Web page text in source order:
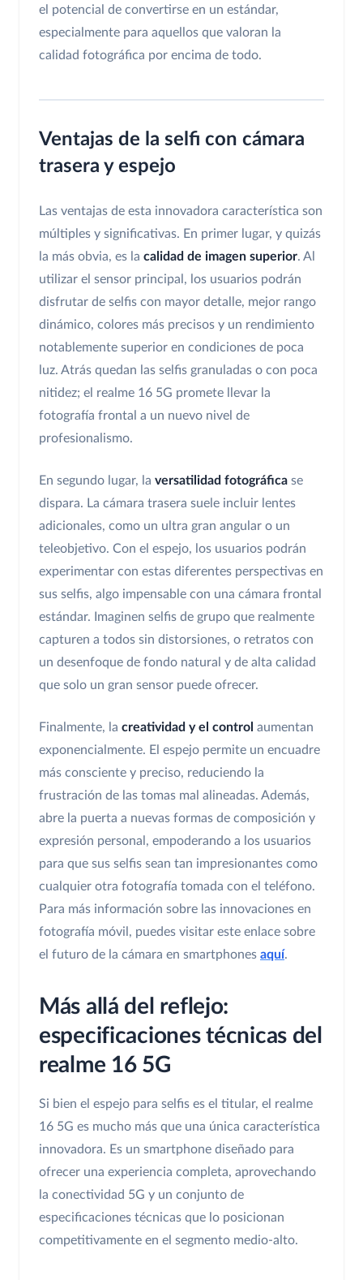
el potencial de convertirse en un estándar,
especialmente para aquellos que valoran la
calidad fotográfica por encima de todo.
Ventajas de la selfi con cámara
trasera y espejo
Las ventajas de esta innovadora característica son
múltiples y significativas. En primer lugar, y quizás
la más obvia, es la calidad de imagen superior. Al
utilizar el sensor principal, los usuarios podrán
disfrutar de selfis con mayor detalle, mejor rango
dinámico, colores más precisos y un rendimiento
notablemente superior en condiciones de poca
luz. Atrás quedan las selfis granuladas o con poca
nitidez; el realme 16 5G promete llevar la
fotografía frontal a un nuevo nivel de
profesionalismo.
En segundo lugar, la versatilidad fotográfica se
dispara. La cámara trasera suele incluir lentes
adicionales, como un ultra gran angular o un
teleobjetivo. Con el espejo, los usuarios podrán
experimentar con estas diferentes perspectivas en
sus selfis, algo impensable con una cámara frontal
estándar. Imaginen selfis de grupo que realmente
capturen a todos sin distorsiones, o retratos con
un desenfoque de fondo natural y de alta calidad
que solo un gran sensor puede ofrecer.
Finalmente, la creatividad y el control aumentan
exponencialmente. El espejo permite un encuadre
más consciente y preciso, reduciendo la
frustración de las tomas mal alineadas. Además,
abre la puerta a nuevas formas de composición y
expresión personal, empoderando a los usuarios
para que sus selfis sean tan impresionantes como
cualquier otra fotografía tomada con el teléfono.
Para más información sobre las innovaciones en
fotografía móvil, puedes visitar este enlace sobre
el futuro de la cámara en smartphones aquí.
Más allá del reflejo:
especificaciones técnicas del
realme 16 5G
Si bien el espejo para selfis es el titular, el realme
16 5G es mucho más que una única característica
innovadora. Es un smartphone diseñado para
ofrecer una experiencia completa, aprovechando
la conectividad 5G y un conjunto de
especificaciones técnicas que lo posicionan
competitivamente en el segmento medio-alto.